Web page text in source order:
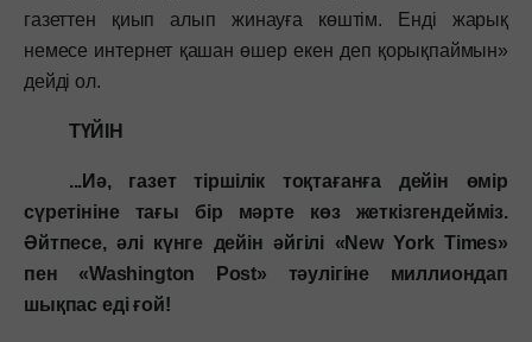
газеттен қиып алып жинауға көштім. Енді жарық
немесе интернет қашан өшер екен деп қорықпаймын»
дейді ол.
ТҮЙІН
...Иә, газет тіршілік тоқтағанға дейін өмір
сүретініне тағы бір мәрте көз жеткізгендейміз.
Әйтпесе, әлі күнге дейін әйгілі «New York Times»
пен «Washington Post» тәулігіне миллиондап
шықпас еді ғой!